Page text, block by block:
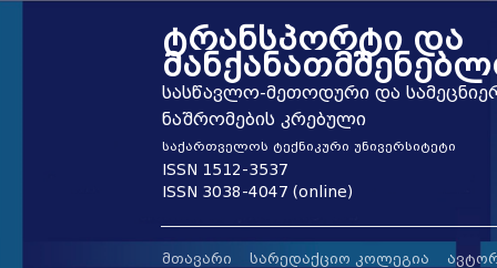
ტრანსპორტი და
სასწავლო-მეთოდური და
ნაშრომების კრებული
საქართველოს ტექნიკური უნივერსიტეტი
ISSN 1512-3537
ISSN 3038-4047 (online)
ᲛᲗᲐᲕᲐᲠᲘ ᲡᲐᲠᲔᲓᲐᲥᲪᲘᲝ ᲙᲝᲚᲔᲒᲘᲐ